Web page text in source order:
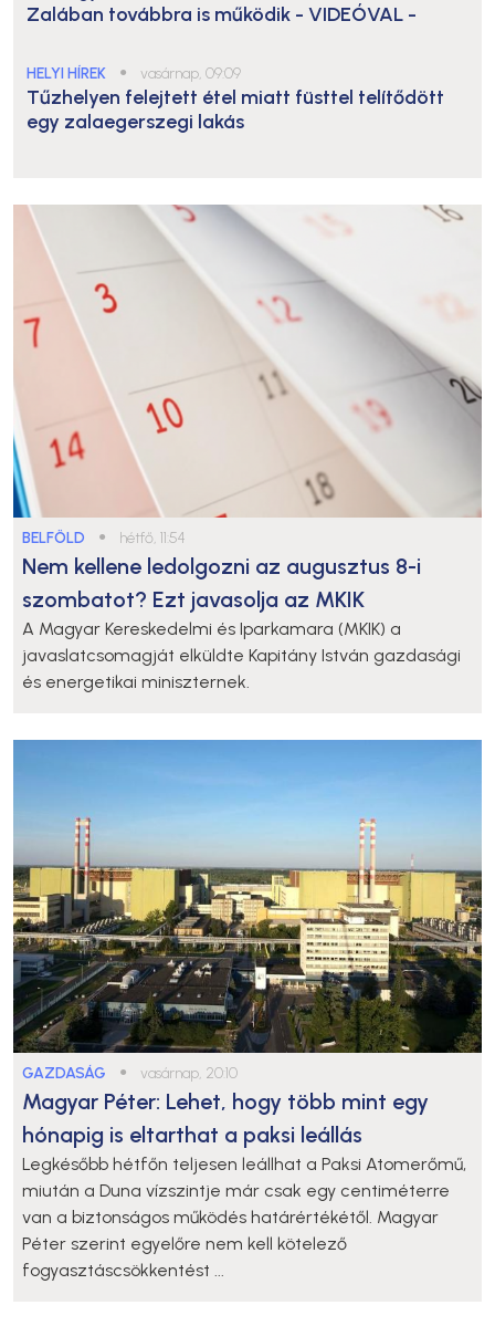
Zalában továbbra is működik - VIDEÓVAL -
HELYI HÍREK ● vasárnap, 09:09
Tűzhelyen felejtett étel miatt füsttel telítődött
egy zalaegerszegi lakás
BELFÖLD ● hétfő, 11:54
Nem kellene ledolgozni az augusztus 8-i
szombatot? Ezt javasolja az MKIK
A Magyar Kereskedelmi és Iparkamara (MKIK) a
javaslatcsomagját elküldte Kapitány István gazdasági
és energetikai miniszternek.
GAZDASÁG ● vasárnap, 20:10
Magyar Péter: Lehet, hogy több mint egy
hónapig is eltarthat a paksi leállás
Legkésőbb hétfőn teljesen leállhat a Paksi Atomerőmű,
miután a Duna vízszintje már csak egy centiméterre
van a biztonságos működés határértékétől. Magyar
Péter szerint egyelőre nem kell kötelező
fogyasztáscsökkentést ...